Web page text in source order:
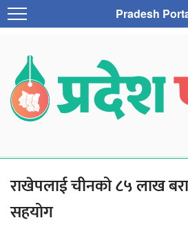
Pradesh
राखेपलाई चीनको ८५ लाख
सहयोग